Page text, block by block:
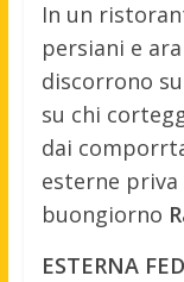
In un
persiani e
discorrono
su chi
dai
esterne
buongiorno
ESTERNA